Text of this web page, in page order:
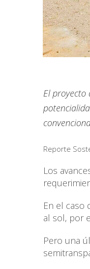
El proyecto
Reporte
Los
En el caso
al sol, por
Pero una